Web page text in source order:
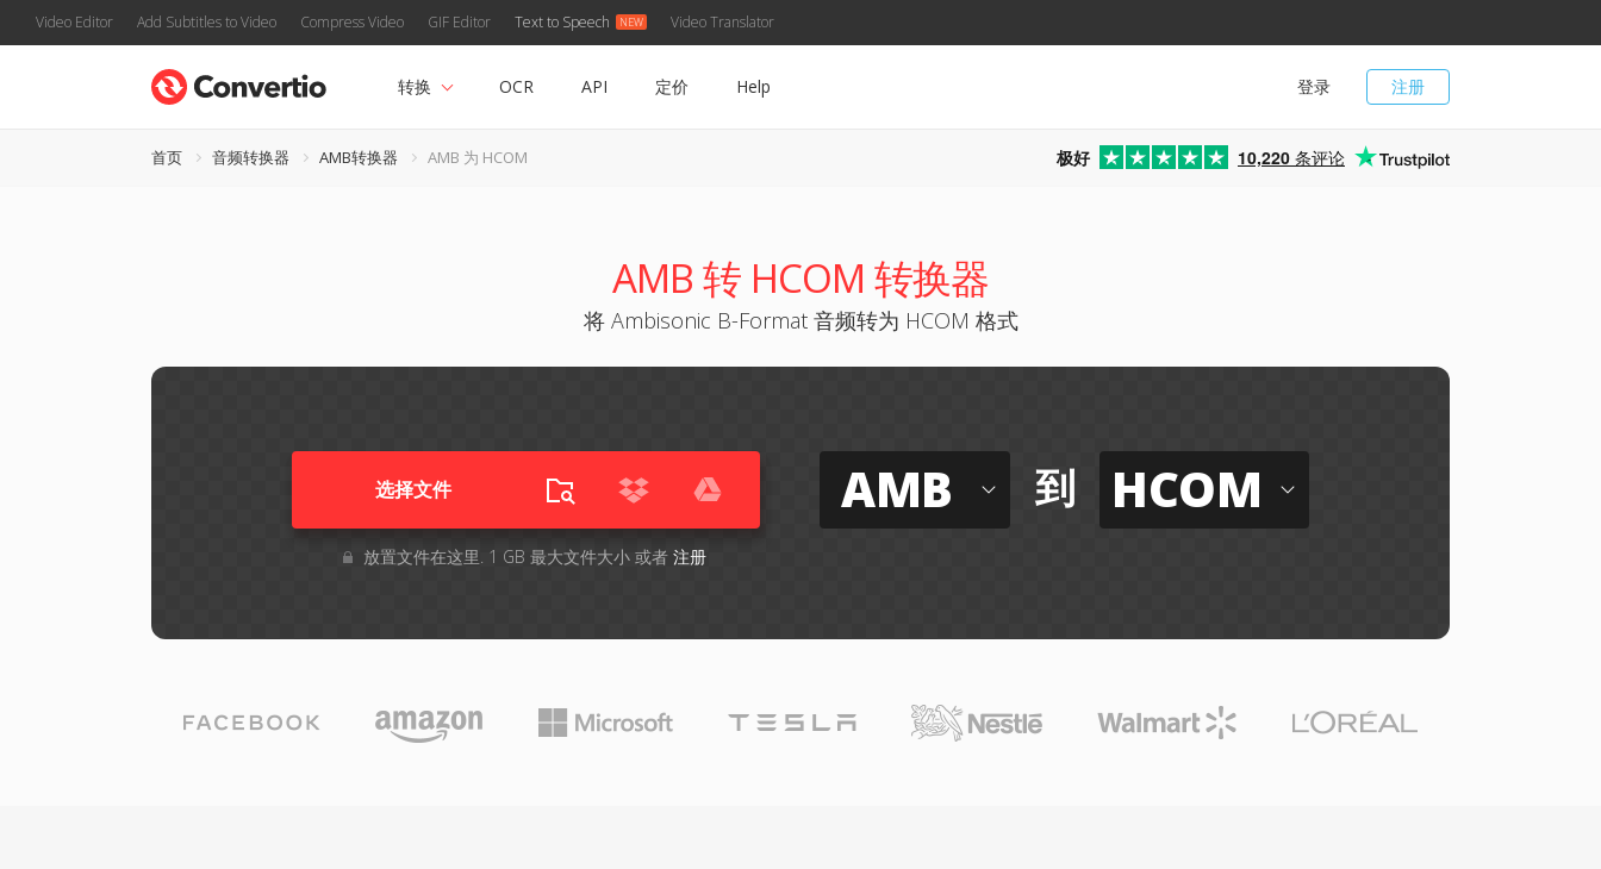
Video Editor Add Subtitles to Video Compress Video GIF Editor Text to Speech Video Translator
注册
登录
转换 OCR API 定价 Help
首页 音频转换器 AMB转换器 AMB 为 HCOM 极好 10,220 条评论
AMB 转 HCOM 转换器
将 Ambisonic B-Format 音频转为 HCOM 格式
选择文件
放置文件在这里. 1 GB 最大文件大小 或者 注册
AMB 到 HCOM